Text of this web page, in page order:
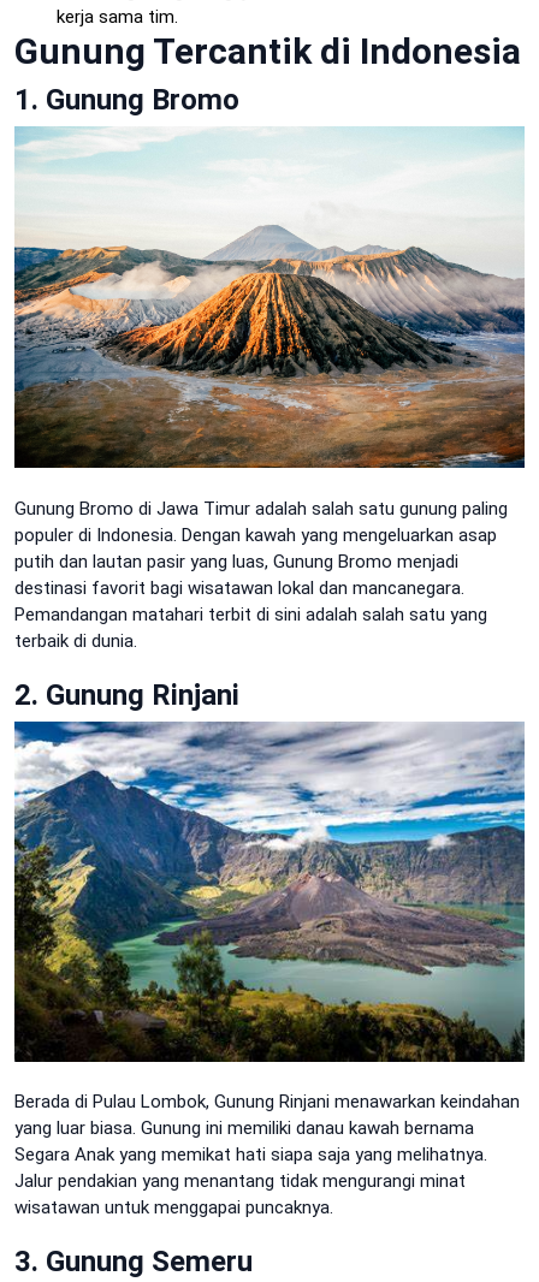
kerja sama tim.
Gunung Tercantik di Indonesia
1. Gunung Bromo
Gunung Bromo di Jawa Timur adalah salah satu gunung paling
populer di Indonesia. Dengan kawah yang mengeluarkan asap
putih dan lautan pasir yang luas, Gunung Bromo menjadi
destinasi favorit bagi wisatawan lokal dan mancanegara.
Pemandangan matahari terbit di sini adalah salah satu yang
terbaik di dunia.
2. Gunung Rinjani
Berada di Pulau Lombok, Gunung Rinjani menawarkan keindahan
yang luar biasa. Gunung ini memiliki danau kawah bernama
Segara Anak yang memikat hati siapa saja yang melihatnya.
Jalur pendakian yang menantang tidak mengurangi minat
wisatawan untuk menggapai puncaknya.
3. Gunung Semeru